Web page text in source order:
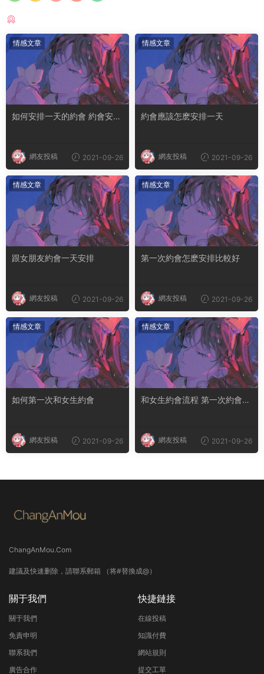
情感文章
如何安排一天的約會 約會安排
網友投稿 2021-09-26
情感文章
約會應該怎麽安排一天
網友投稿 2021-09-26
情感文章
跟女朋友約會一天安排
網友投稿 2021-09-26
情感文章
第一次約會怎麽安排比較好
網友投稿 2021-09-26
情感文章
如何第一次和女生約會
網友投稿 2021-09-26
情感文章
和女生約會流程 第一次約會怎
網友投稿 2021-09-26
ChangAnMou.Com
建議及快速删除，請聯系郵箱 （将#替換成@）
關于我們
關于我們
免責申明
聯系我們
廣告合作
快捷鏈接
在線投稿
知識付費
網站規則
提交工單